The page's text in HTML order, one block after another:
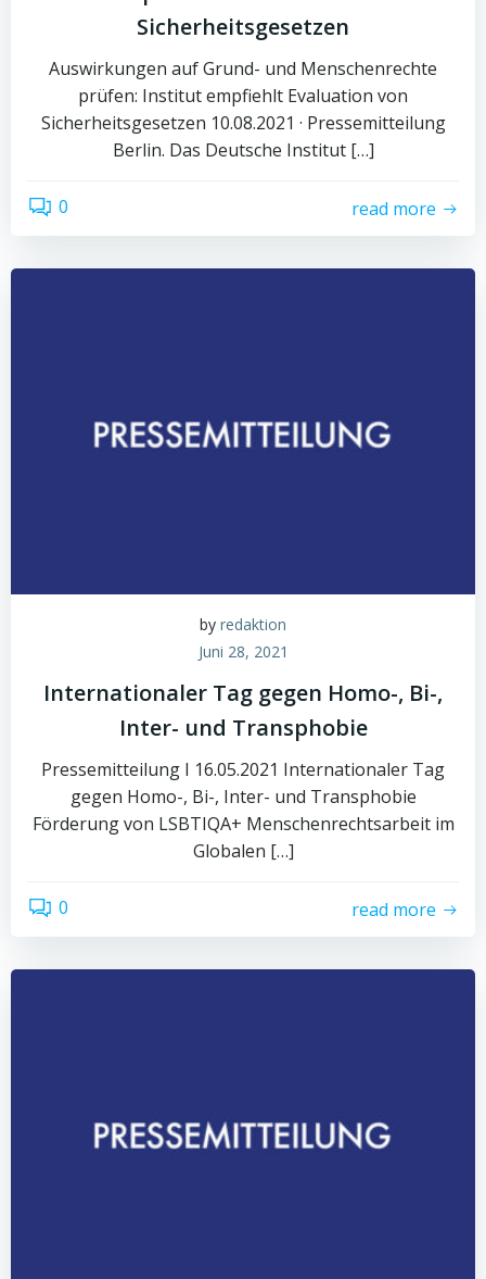
Sicherheitsgesetzen
Auswirkungen auf Grund- und Menschenrechte
prüfen: Institut empfiehlt Evaluation von
Sicherheitsgesetzen 10.08.2021 · Pressemitteilung
Berlin. Das Deutsche Institut […]
0 read more
by redaktion
Juni 28, 2021
Internationaler Tag gegen Homo-, Bi-,
Inter- und Transphobie
Pressemitteilung I 16.05.2021 Internationaler Tag
gegen Homo-, Bi-, Inter- und Transphobie
Förderung von LSBTIQA+ Menschenrechtsarbeit im
Globalen […]
0 read more